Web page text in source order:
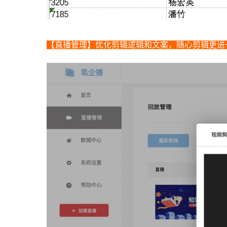
【直播管理】优化剪辑逻辑和文案，随心剪辑更进